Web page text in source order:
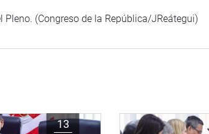
(Congreso de la República/JReátegui)
13